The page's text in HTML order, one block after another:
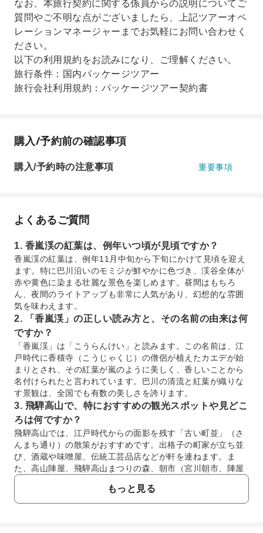
なお、本旅行契約に関する係員からの説明についてご
質問やご不明な点がございましたら、上記ツアーオペ
レーションマネージャーまでお気軽にお問い合わせく
ださい。
以下の利用規約をお読みになり、ご理解ください。
旅行条件：国内パッケージツアー
旅行会社利用規約：パッケージツアー契約書
購入/予約前の確認事項
購入/予約時の注意事項 重要事項
よくあるご質問
1. 香嵐渓の紅葉は、例年いつ頃が見頃ですか？
香嵐渓の紅葉は、例年11月中旬から下旬にかけて見頃を迎え
ます。特に巴川沿いのモミジが鮮やかに色づき、渓谷全体が
赤や黄色に染まる壮麗な景色を楽しめます。昼間はもちろ
ん、夜間のライトアップも非常に人気があり、幻想的な雰囲
気を味わえます。
2. 「香嵐渓」の正しい読み方と、その名前の由来は何
ですか？
「香嵐渓」は「こうらんけい」と読みます。この名前は、江
戸時代に香積寺（こうじゃくじ）の僧侶が植えたカエデが始
まりとされ、その紅葉が嵐のように美しく、香しいことから
名付けられたと言われています。巴川の清流と紅葉が織りな
す景観は、全国でも有数の美しさを誇ります。
3. 飛騨高山で、特におすすめの観光スポットや見どこ
ろは何ですか？
飛騨高山では、江戸時代からの面影を残す「古い町並」（さ
んまち通り）の散策がおすすめです。出格子の町家が立ち並
び、酒蔵や味噌屋、伝統工芸品店などが軒を連ねます。ま
た、高山陣屋、飛騨高山まつりの森、朝市（宮川朝市、陣屋
前朝市）なども人気の見どころです。
4. 飛騨高山の古い町並みを効率的に散策するおすすめ
の方法はありますか？
もっと見る